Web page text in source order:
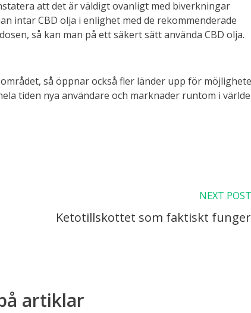
att det är väldigt ovanligt med biverkningar
intar CBD olja i enlighet med de rekommenderade
så kan man på ett säkert sätt använda CBD olja.
så öppnar också fler länder upp för
tiden nya användare och marknader runtom i
NEXT POST
Ketotillskottet som faktiskt
artiklar